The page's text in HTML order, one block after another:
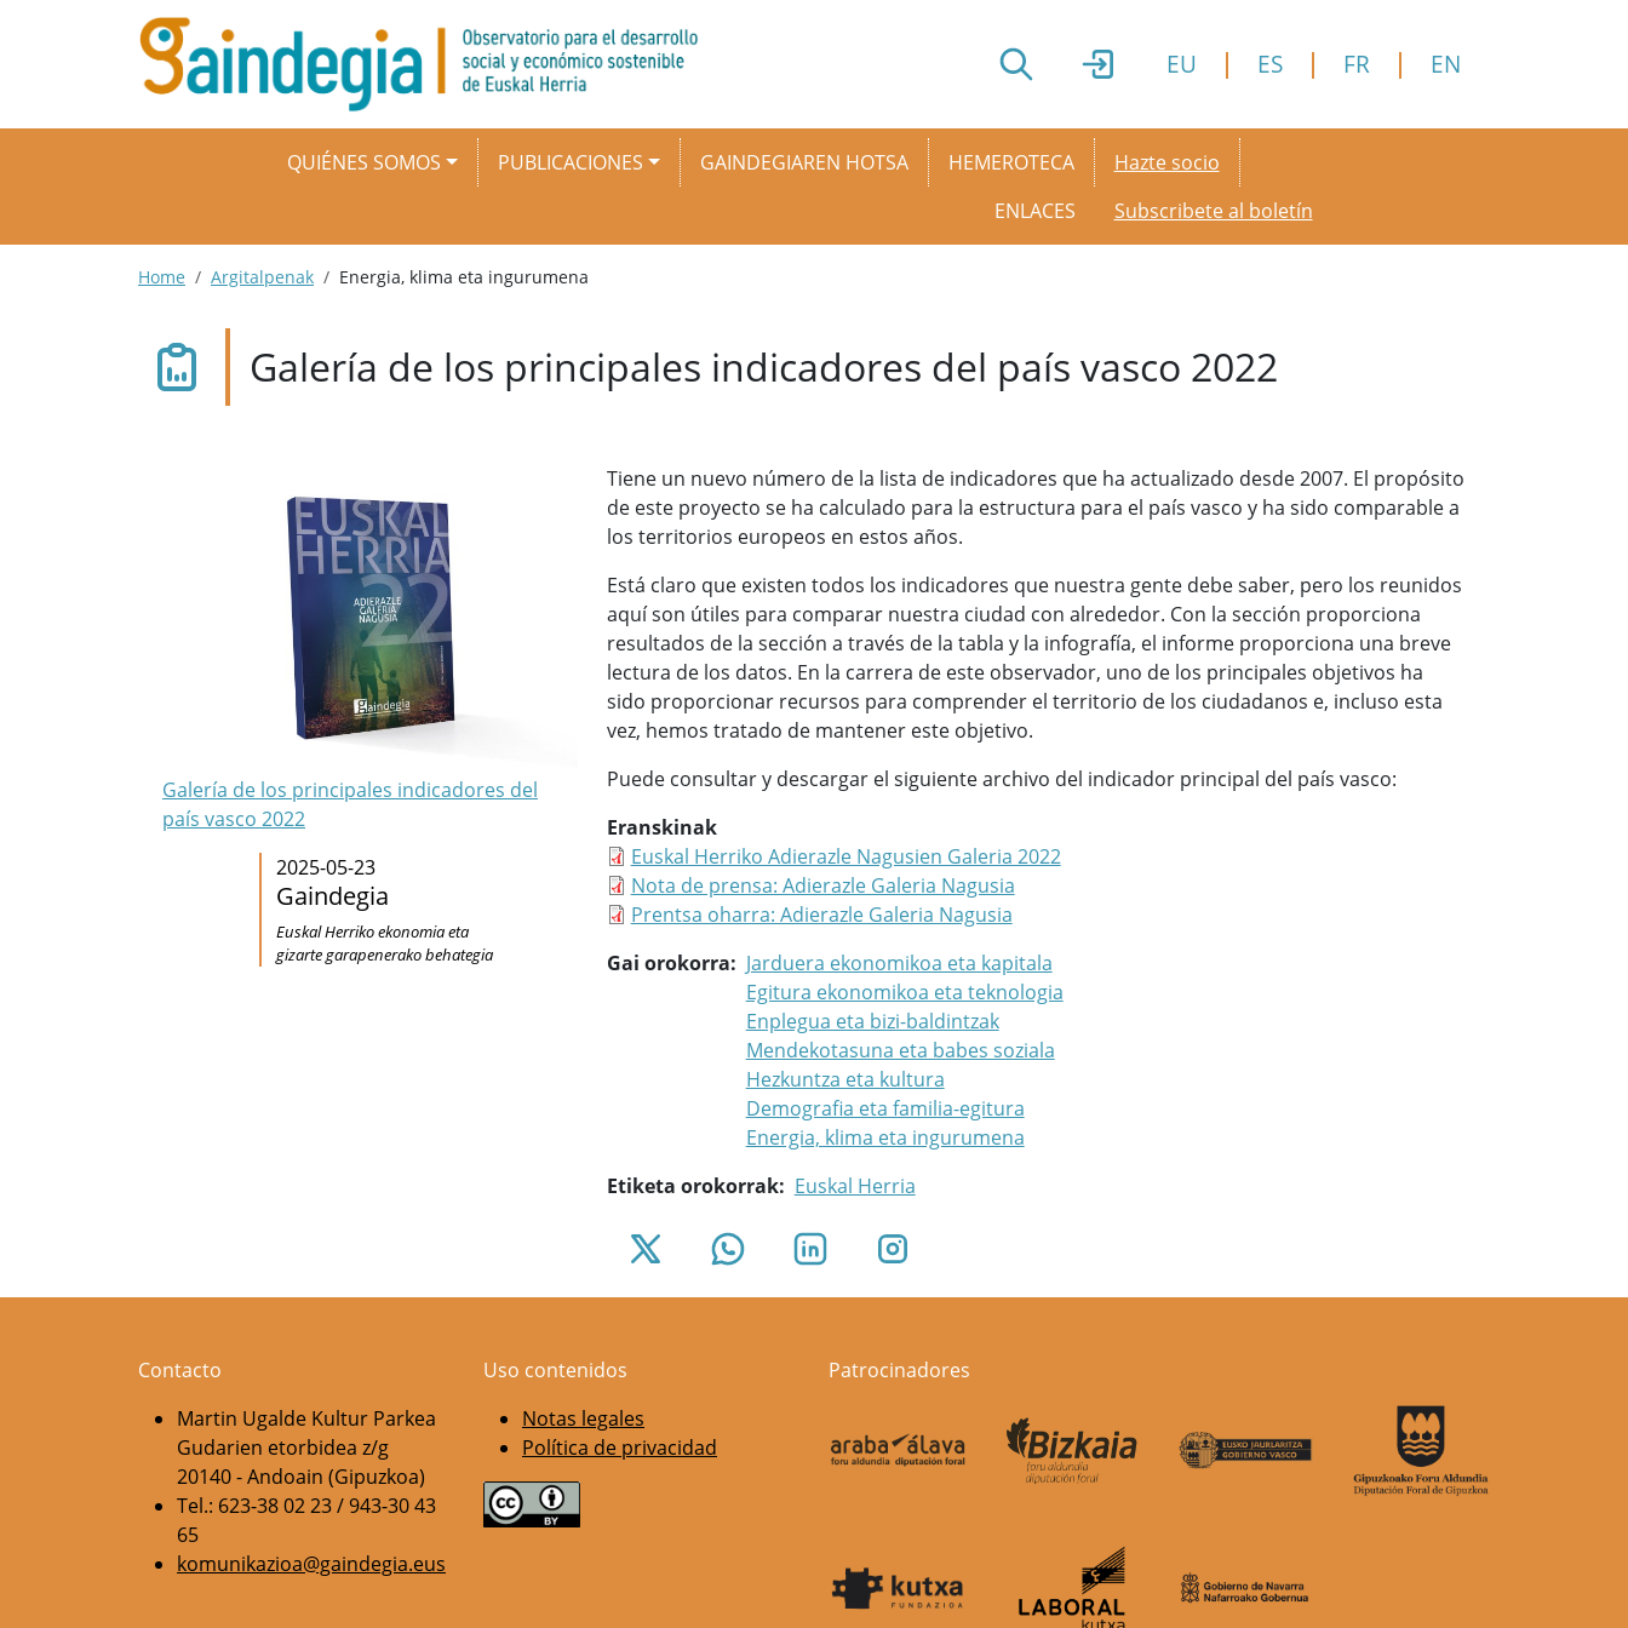
Pasar al contenido principal
EU ES FR EN
Navegación principal
QUIÉNES SOMOS PUBLICACIONES GAINDEGIAREN HOTSA
HEMEROTECA
ENLACES
Secondary menu
Hazte socio
Subscribete al boletín
Ruta de navegación
Home Argitalpenak Energia, klima eta ingurumena
Galería de los principales indicadores del país vasco 2022
Galería de los principales indicadores del
país vasco 2022
2025-05-23
Gaindegia
Euskal Herriko ekonomia eta
gizarte garapenerako behategia
Tiene un nuevo número de la lista de indicadores que ha actualizado desde 2007. El propósito
de este proyecto se ha calculado para la estructura para el país vasco y ha sido comparable a
los territorios europeos en estos años.
Está claro que existen todos los indicadores que nuestra gente debe saber, pero los reunidos
aquí son útiles para comparar nuestra ciudad con alrededor. Con la sección proporciona
resultados de la sección a través de la tabla y la infografía, el informe proporciona una breve
lectura de los datos. En la carrera de este observador, uno de los principales objetivos ha
sido proporcionar recursos para comprender el territorio de los ciudadanos e, incluso esta
vez, hemos tratado de mantener este objetivo.
Puede consultar y descargar el siguiente archivo del indicador principal del país vasco:
Eranskinak
Euskal Herriko Adierazle Nagusien Galeria 2022
Nota de prensa: Adierazle Galeria Nagusia
Prentsa oharra: Adierazle Galeria Nagusia
Gai orokorra
Jarduera ekonomikoa eta kapitala
Egitura ekonomikoa eta teknologia
Enplegua eta bizi-baldintzak
Mendekotasuna eta babes soziala
Hezkuntza eta kultura
Demografia eta familia-egitura
Energia, klima eta ingurumena
Etiketa orokorrak
Euskal Herria
Contacto
Martin Ugalde Kultur Parkea
Gudarien etorbidea z/g
20140 - Andoain (Gipuzkoa)
Tel.: 623-38 02 23 / 943-30 43
65
komunikazioa@gaindegia.eus
Uso contenidos
Notas legales
Política de privacidad
Patrocinadores